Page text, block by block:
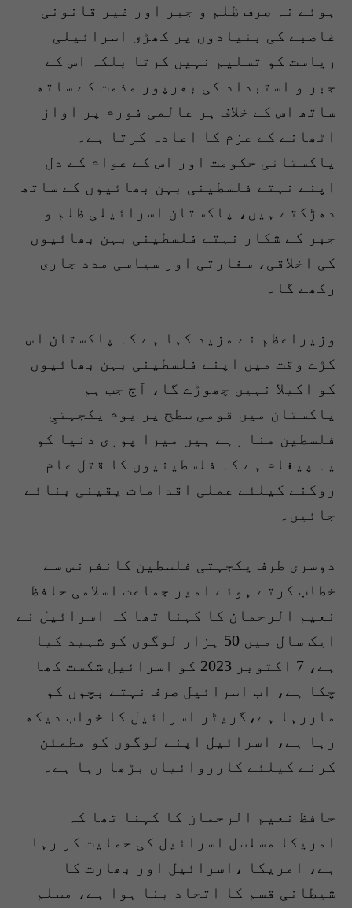
ہوئے نہ صرف ظلم و جبر اور غیر قانونی
غاصبے کی بنیادوں پر کھڑی اسرائیلی
ریاست کو تسلیم نہیں کرتا بلکہ اس کے
جبر و استبداد کی بھرپور مذمت کے ساتھ
ساتھ اس کے خلاف ہر عالمی فورم پر آواز
اٹھانے کے عزم کا اعادہ کرتا ہے۔
پاکستانی حکومت اور اس کے عوام کے دل
اپنے نہتے فلسطینی بہن بھائیوں کے ساتھ
دھڑکتے ہیں، پاکستان اسرائیلی ظلم و
جبر کے شکار نہتے فلسطینی بہن بھائیوں
کی اخلاقی، سفارتی اور سیاسی مدد جاری
رکھے گا۔
وزیراعظم نے مزید کہا ہے کہ پاکستان اس
کڑے وقت میں اپنے فلسطینی بہن بھائیوں
کو اکیلا نہیں چھوڑے گا، آج جب ہم
پاکستان میں قومی سطح پر یوم یکجہتیِ
فلسطین منا رہے ہیں میرا پوری دنیا کو
یہ پیغام ہے کہ فلسطینیوں کا قتل عام
روکنے کیلئے عملی اقدامات یقینی بنائے
جائیں۔
دوسری طرف یکجہتی فلسطین کانفرنس سے
خطاب کرتے ہوئے امیر جماعت اسلامی حافظ
نعیم الرحمان کا کہنا تھا کہ اسرائیل نے
ایک سال میں 50 ہزار لوگوں کو شہید کیا
ہے، 7 اکتوبر 2023 کو اسرائیل شکست کھا
چکا ہے، اب اسرائیل صرف نہتے بچوں کو
ماررہا ہے،گریٹر اسرائیل کا خواب دیکھ
رہا ہے، اسرائیل اپنے لوگوں کو مطمئن
کرنے کیلئے کارروائیاں بڑھا رہا ہے۔
حافظ نعیم الرحمان کا کہنا تھا کہ
امریکا مسلسل اسرائیل کی حمایت کر رہا
ہے، امریکا ،اسرائیل اور بھارت کا
شیطانی قسم کا اتحاد بنا ہوا ہے، مسلم